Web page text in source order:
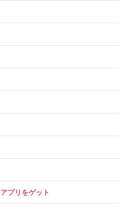
プリをゲット